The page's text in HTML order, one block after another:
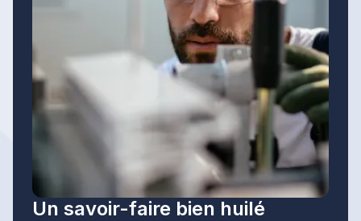
Un savoir-faire bien huilé